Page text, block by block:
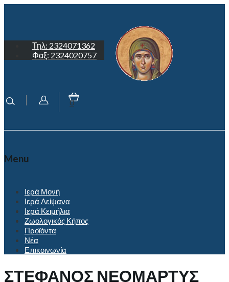
Τηλ: 2324071362
Φαξ: 2324020757
0
Menu
Ιερά Μονή
Ιερά Λείψανα
Ιερά Κειμήλια
Ζωολογικός Κήπος
Προϊόντα
Νέα
Επικοινωνία
ΣΤΕΦΑΝΟΣ ΝΕΟΜΑΡΤΥΣ